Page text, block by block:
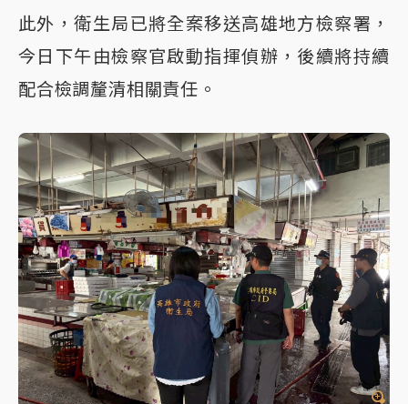
此外，衛生局已將全案移送高雄地方檢察署，
今日下午由檢察官啟動指揮偵辦，後續將持續
配合檢調釐清相關責任。